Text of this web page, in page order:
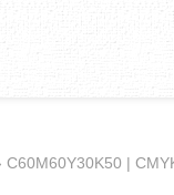
C60M60Y30K50 |